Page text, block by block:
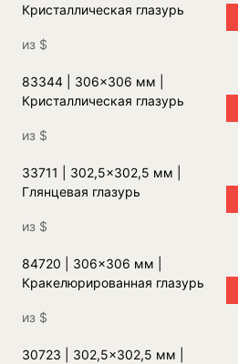
Кристаллическая глазурь
из $
83344 | 306x306 мм |
Кристаллическая глазурь
из $
33711 | 302,5x302,5 мм |
Глянцевая глазурь
из $
84720 | 306x306 мм |
Кракелюрированная глазурь
из $
30723 | 302,5x302,5 мм |